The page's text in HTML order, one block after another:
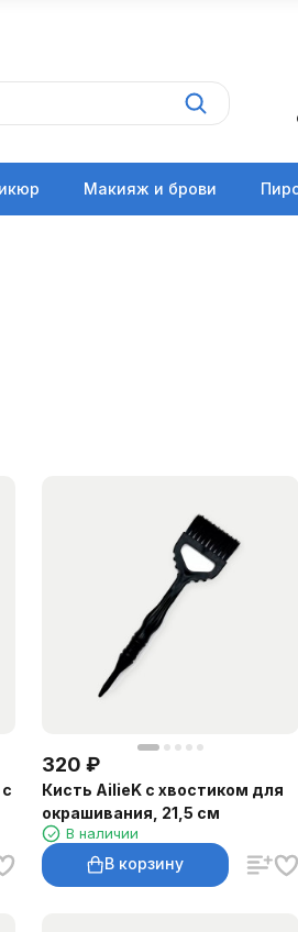
Макияж и брови
320 ₽
Кисть AilieK с хвостиком для
окрашивания, 21,5 см
В наличии
В корзину